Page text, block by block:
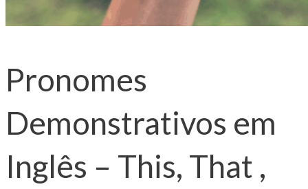
Pronomes
Demonstrativos em
Inglês – This, That ,